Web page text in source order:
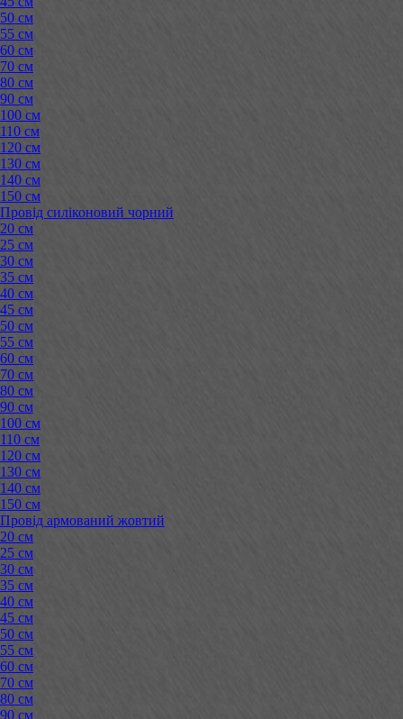
50 см
55 см
60 см
70 см
80 см
90 см
100 см
110 см
120 см
130 см
140 см
150 см
Провід силіконовий чорний
20 см
25 см
30 см
35 см
40 см
45 см
50 см
55 см
60 см
70 см
80 см
90 см
100 см
110 см
120 см
130 см
140 см
150 см
Провід армований жовтий
20 см
25 см
30 см
35 см
40 см
45 см
50 см
55 см
60 см
70 см
80 см
90 см